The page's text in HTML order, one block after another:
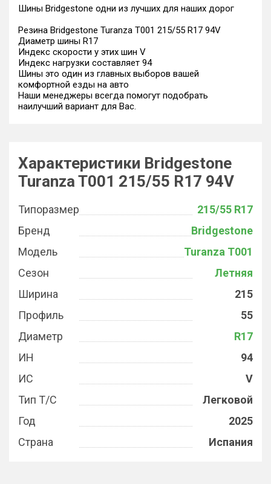
Шины Bridgestone одни из лучших для наших дорог
Резина Bridgestone Turanza T001 215/55 R17 94V
Диаметр шины R17
Индекс скорости у этих шин V
Индекс нагрузки составляет 94
Шины это один из главных выборов вашей
комфортной езды на авто
Наши менеджеры всегда помогут подобрать
наилучший вариант для Вас.
Характеристики Bridgestone
Turanza T001 215/55 R17 94V
Типоразмер
215/55 R17
Бренд
Bridgestone
Модель
Turanza T001
Сезон
Летняя
Ширина
215
Профиль
55
Диаметр
R17
ИН
94
ИС
V
Тип Т/С
Легковой
Год
2025
Страна
Испания